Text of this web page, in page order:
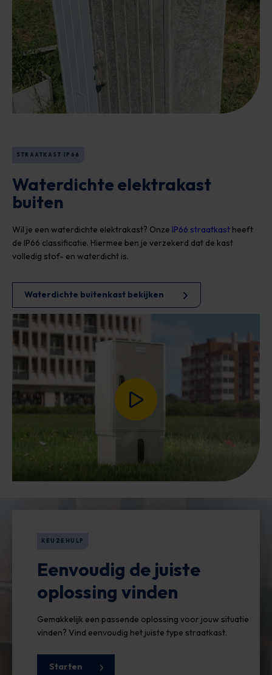
Waterdichte elektrakast
buiten
STRAATKAST IP66
Wil je een waterdichte elektrakast? Onze IP66 straatkast heeft
de IP66 classificatie. Hiermee ben je verzekerd dat de kast
volledig stof- en waterdicht is.
Waterdichte buitenkast bekijken
Eenvoudig de juiste
oplossing vinden
KEUZEHULP
Gemakkelijk een passende oplossing voor jouw situatie
vinden? Vind eenvoudig het juiste type straatkast.
Starten